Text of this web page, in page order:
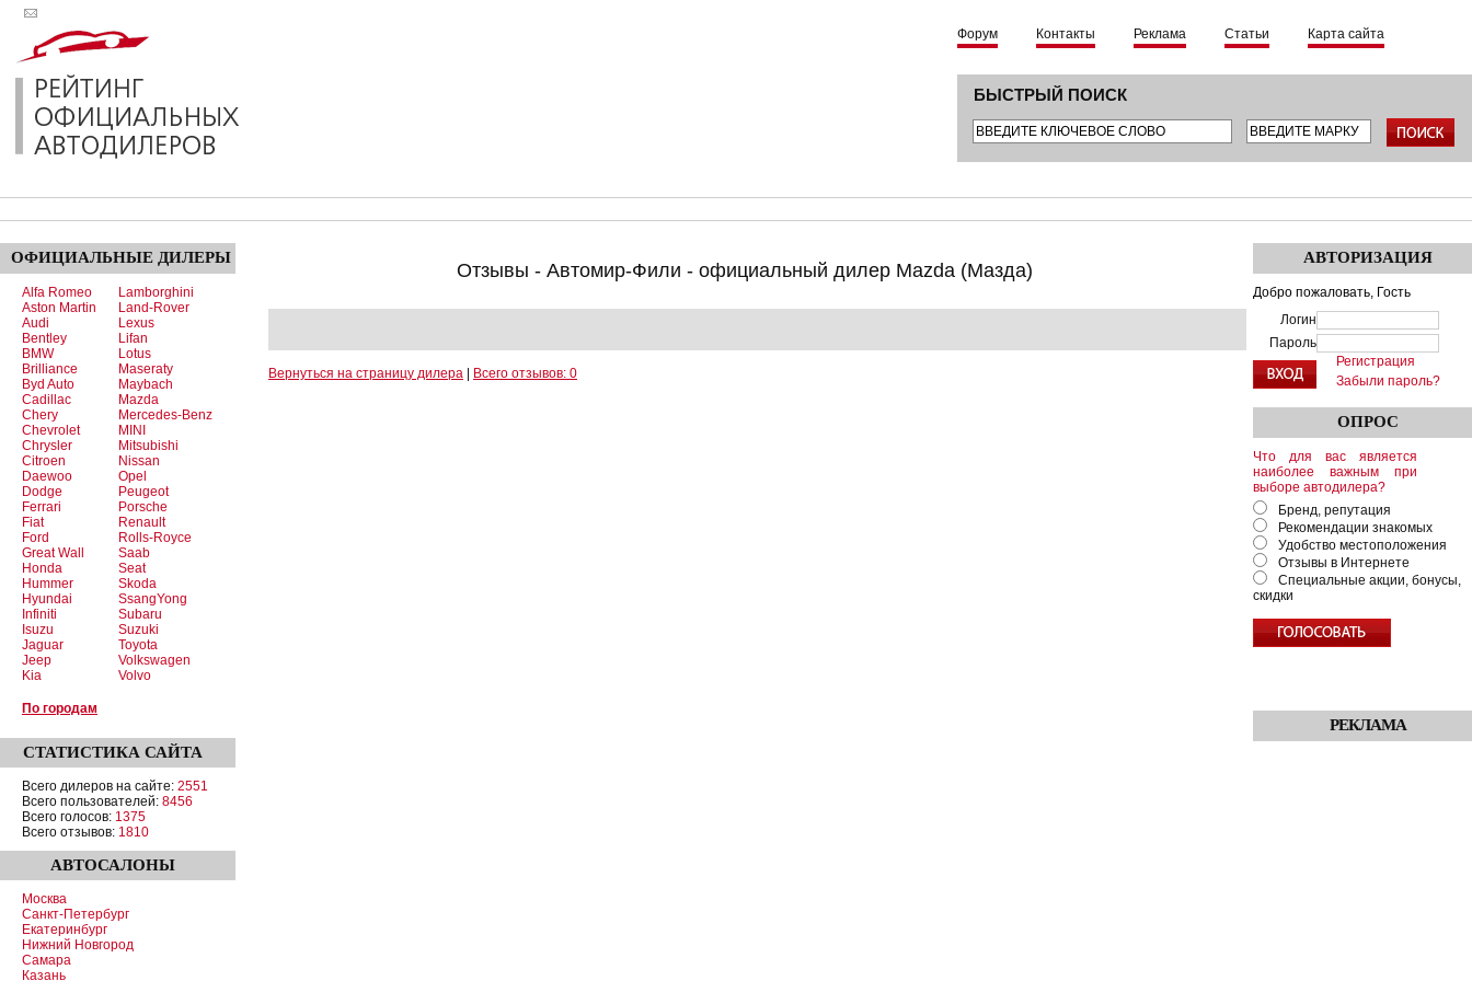
Форум Контакты Реклама Статьи Карта сайта
БЫСТРЫЙ ПОИСК
ОФИЦИАЛЬНЫЕ ДИЛЕРЫ
Alfa Romeo
Aston Martin
Audi
Bentley
BMW
Brilliance
Byd Auto
Cadillac
Chery
Chevrolet
Chrysler
Citroen
Daewoo
Dodge
Ferrari
Fiat
Ford
Great Wall
Honda
Hummer
Hyundai
Infiniti
Isuzu
Jaguar
Jeep
Kia
Lamborghini
Land-Rover
Lexus
Lifan
Lotus
Maseraty
Maybach
Mazda
Mercedes-Benz
MINI
Mitsubishi
Nissan
Opel
Peugeot
Porsche
Renault
Rolls-Royce
Saab
Seat
Skoda
SsangYong
Subaru
Suzuki
Toyota
Volkswagen
Volvo
По городам
СТАТИСТИКА САЙТА
Всего дилеров на сайте: 2551
Всего пользователей: 8456
Всего голосов: 1375
Всего отзывов: 1810
АВТОСАЛОНЫ
Москва
Санкт-Петербург
Екатеринбург
Нижний Новгород
Самара
Казань
АВТОРИЗАЦИЯ
Добро пожаловать, Гость
Логин
Пароль
Регистрация
Забыли пароль?
ОПРОС
Что для вас является
наиболее важным при
выборе автодилера?
Бренд, репутация
Рекомендации знакомых
Удобство местоположения
Отзывы в Интернете
Специальные акции, бонусы,
скидки
РЕКЛАМА
Отзывы - Автомир-Фили - официальный дилер Mazda (Мазда)
Вернуться на страницу дилера Всего отзывов: 0